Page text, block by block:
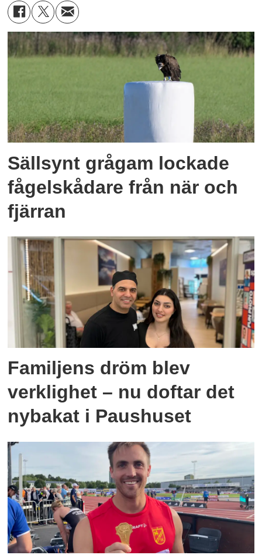
Sällsynt grågam lockade
fågelskådare från när och
fjärran
Familjens dröm blev
verklighet – nu doftar det
nybakat i Paushuset